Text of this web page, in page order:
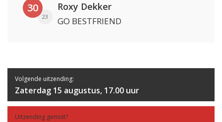
30
23
Roxy Dekker
GO BESTFRIEND
Volgende uitzending:
Zaterdag 15 augustus, 17.00 uur
Uitzending gemist?